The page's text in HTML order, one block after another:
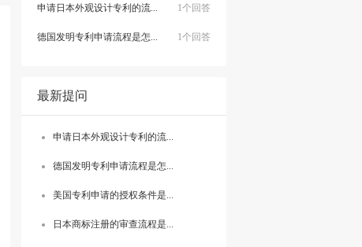
申请日本外观设计专利的流... 1个回答
德国发明专利申请流程是怎... 1个回答
最新提问
申请日本外观设计专利的流...
德国发明专利申请流程是怎...
美国专利申请的授权条件是...
日本商标注册的审查流程是...